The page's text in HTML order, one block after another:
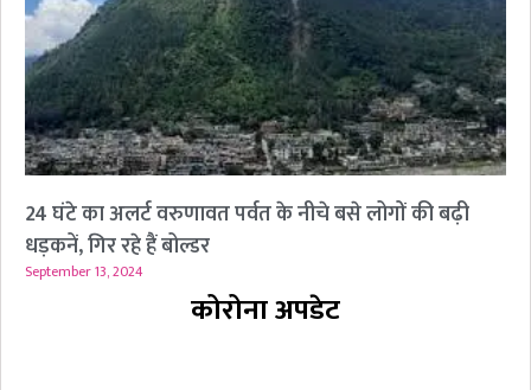
24 घंटे का अलर्ट वरुणावत पर्वत के नीचे बसे लोगों की बढ़ी
धड़कनें, गिर रहे हैं बोल्डर
September 13, 2024
कोरोना अपडेट